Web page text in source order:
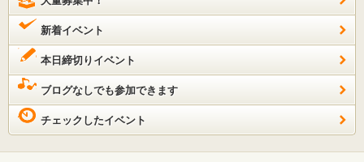
新着イベント
本日締切りイベント
ブログなしでも参加できます
チェックしたイベント